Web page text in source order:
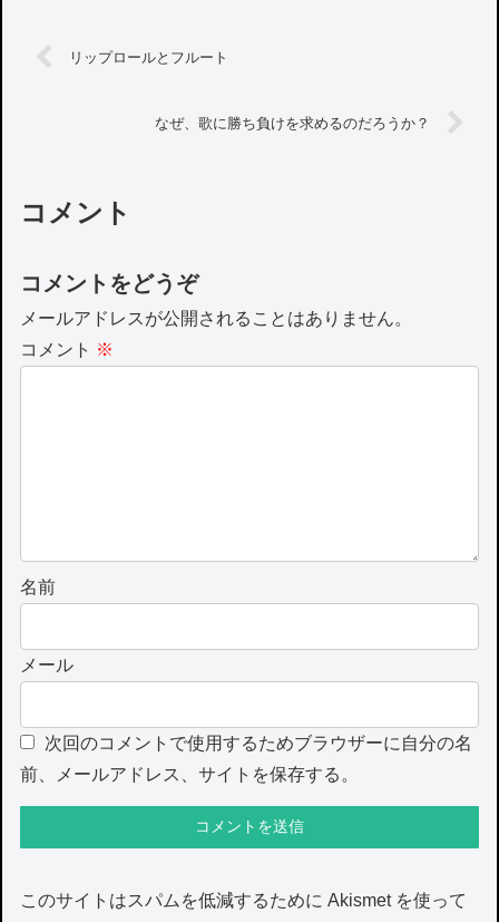
リップロールとフルート
なぜ、歌に勝ち負けを求めるのだろうか？
コメント
コメントをどうぞ
メールアドレスが公開されることはありません。
コメント ※
名前
メール
次回のコメントで使用するためブラウザーに自分の名
前、メールアドレス、サイトを保存する。
このサイトはスパムを低減するために Akismet を使って